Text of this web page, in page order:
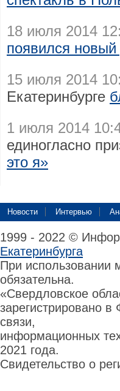
18 июля 2014
появился новый
15 июля 2014
Екатеринбурге
1 июля 2014
единогласно
это я»
Новости Интервью
1999 - 2022 ©
Екатеринбурга
При использовании
обязательна.
«Свердловское
зарегистрировано
связи,
информационных
2021 года.
Свидетельство о